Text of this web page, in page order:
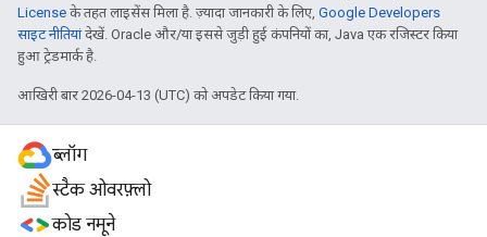
License के तहत लाइसेंस मिला है. ज़्यादा जानकारी के लिए, Google Developers
साइट नीतियांदेखें. Oracle और/या इससे जुड़ी हुई कंपनियों का, Java एक रजिस्टर किया
हुआ ट्रेडमार्क है.
आखिरी बार 2026-04-13 (UTC) को अपडेट किया गया.
ब्लॉग
स्टैक ओवरफ़्लो
कोड नमूने